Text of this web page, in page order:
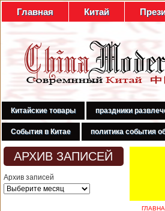
Главная Китай
Китайские товары праздники
События в Китае политика события
АРХИВ ЗАПИСЕЙ
Архив записей